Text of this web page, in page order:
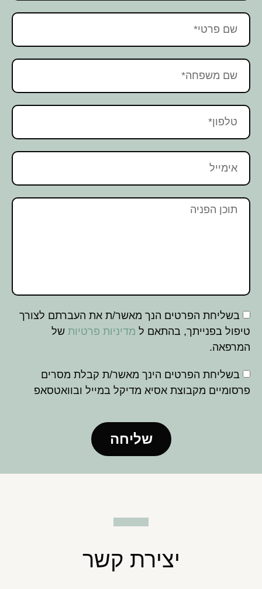
בשליחת הפרטים הנך מאשר/ת את העברתם לצורך
טיפול בפנייתך, בהתאם ל מדיניות פרטיות של
המרפאה.
בשליחת הפרטים הינך מאשר/ת קבלת מסרים
פרסומיים מקבוצת אסיא מדיקל במייל ובוואטסאפ
שליחה
יצירת קשר